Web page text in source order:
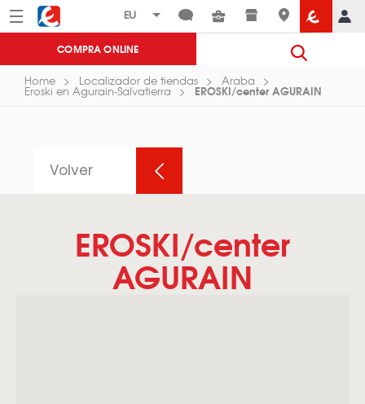
Menú Eroski
COMPRA ONLINE
Home Localizador de tiendas Araba
Eroski en Agurain-Salvatierra EROSKI/center AGURAIN
Volver
EROSKI/center
AGURAIN